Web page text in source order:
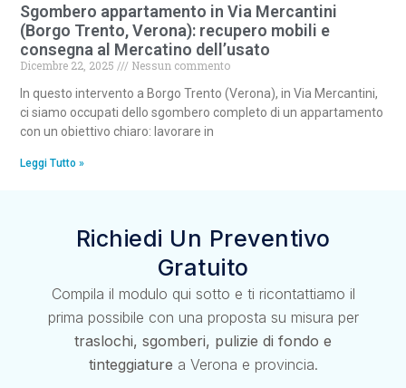
Sgombero appartamento in Via Mercantini
(Borgo Trento, Verona): recupero mobili e
consegna al Mercatino dell’usato
Dicembre 22, 2025
Nessun commento
In questo intervento a Borgo Trento (Verona), in Via Mercantini,
ci siamo occupati dello sgombero completo di un appartamento
con un obiettivo chiaro: lavorare in
Leggi Tutto »
Richiedi Un Preventivo
Gratuito
Compila il modulo qui sotto e ti ricontattiamo il
prima possibile con una proposta su misura per
traslochi, sgomberi, pulizie di fondo e
tinteggiature a Verona e provincia.